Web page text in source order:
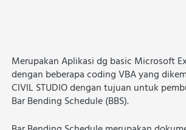
Merupakan Aplikasi dg basic Microsoft
dengan beberapa coding VBA yang
CIVIL STUDIO dengan tujuan untuk
Bar Bending Schedule (BBS).